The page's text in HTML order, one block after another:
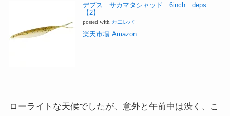
デプス サカマタシャッド 6inch deps
【2】
posted with カエレバ
楽天市場 Amazon
ローライトな天候でしたが、意外と午前中は渋く、こ